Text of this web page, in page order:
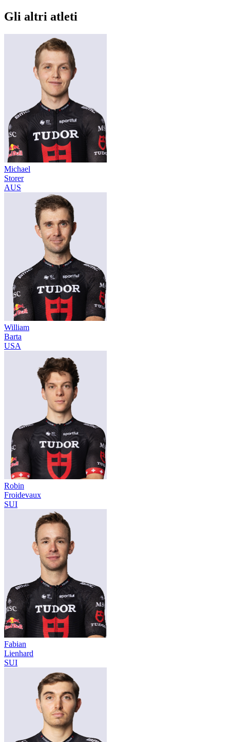
Gli altri atleti
Michael
Storer
AUS
William
Barta
USA
Robin
Froidevaux
SUI
Fabian
Lienhard
SUI